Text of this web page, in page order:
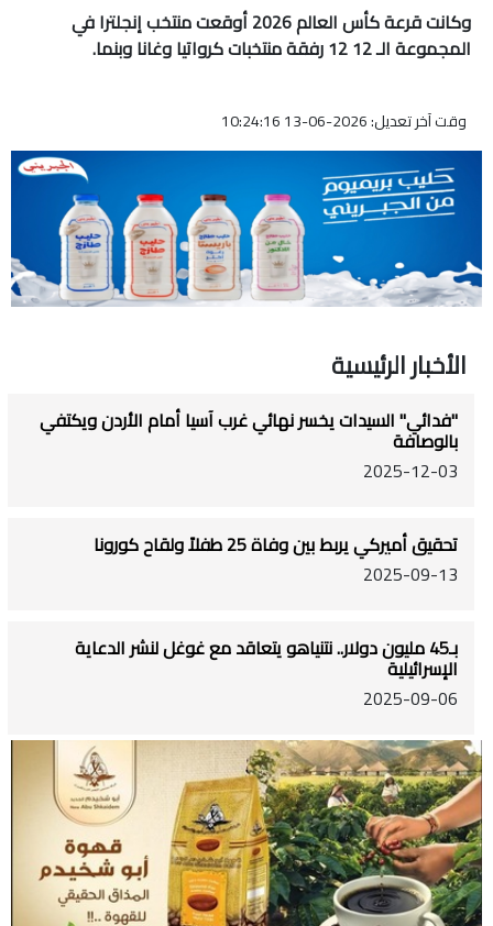
وكانت قرعة كأس العالم 2026 أوقعت منتخب إنجلترا في
المجموعة الـ 12 12 رفقة منتخبات كرواتيا وغانا وبنما.
وقت آخر تعديل: 2026-06-13 10:24:16
الأخبار الرئيسية
"فدائي" السيدات يخسر نهائي غرب آسيا أمام الأردن ويكتفي
بالوصافة
2025-12-03
تحقيق أميركي يربط بين وفاة 25 طفلاً ولقاح كورونا
2025-09-13
بـ45 مليون دولار.. نتنياهو يتعاقد مع غوغل لنشر الدعاية
الإسرائيلية
2025-09-06